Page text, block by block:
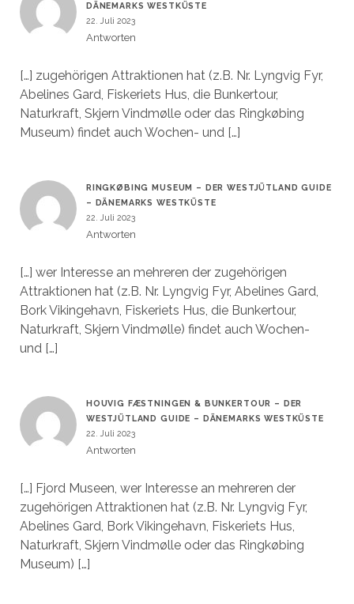
DÄNEMARKS WESTKÜSTE
22. Juli 2023
Antworten
[…] zugehörigen Attraktionen hat (z.B. Nr. Lyngvig Fyr,
Abelines Gard, Fiskeriets Hus, die Bunkertour,
Naturkraft, Skjern Vindmølle oder das Ringkøbing
Museum) findet auch Wochen- und […]
RINGKØBING MUSEUM – DER WESTJÜTLAND GUIDE
– DÄNEMARKS WESTKÜSTE
22. Juli 2023
Antworten
[…] wer Interesse an mehreren der zugehörigen
Attraktionen hat (z.B. Nr. Lyngvig Fyr, Abelines Gard,
Bork Vikingehavn, Fiskeriets Hus, die Bunkertour,
Naturkraft, Skjern Vindmølle) findet auch Wochen-
und […]
HOUVIG FÆSTNINGEN & BUNKERTOUR – DER
WESTJÜTLAND GUIDE – DÄNEMARKS WESTKÜSTE
22. Juli 2023
Antworten
[…] Fjord Museen, wer Interesse an mehreren der
zugehörigen Attraktionen hat (z.B. Nr. Lyngvig Fyr,
Abelines Gard, Bork Vikingehavn, Fiskeriets Hus,
Naturkraft, Skjern Vindmølle oder das Ringkøbing
Museum) […]